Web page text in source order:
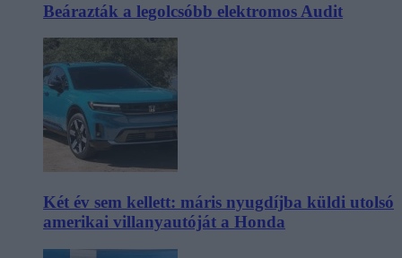
Beárazták a legolcsóbb elektromos Audit
Két év sem kellett: máris nyugdíjba küldi utolsó
amerikai villanyautóját a Honda